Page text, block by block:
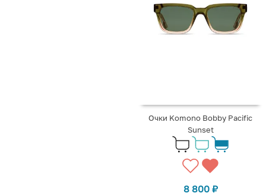
Очки Komono Bobby Pacific
Sunset
8 800 ₽